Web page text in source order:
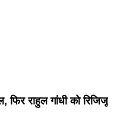
राहुल गांधी को रिजिजू